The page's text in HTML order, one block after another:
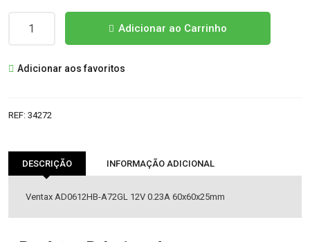
A72GL
Adicionar ao Carrinho
Adicionar aos favoritos
REF: 34272
DESCRIÇÃO INFORMAÇÃO ADICIONAL
Ventax AD0612HB-A72GL 12V 0.23A 60x60x25mm